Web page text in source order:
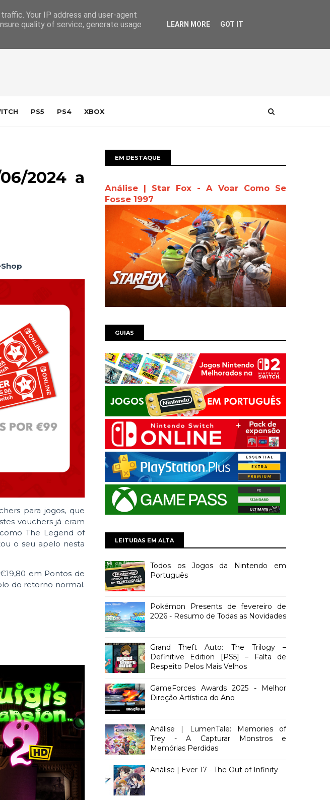
PS5 PS4 XBOX
2024 a
para jogos, que
vouchers já eram
The Legend of
o seu apelo nesta
em Pontos de
do retorno normal.
EM DESTAQUE
Análise | Star Fox - A Voar Como Se
Fosse 1997
GUIAS
LEITURAS EM ALTA
Todos os Jogos da Nintendo em
Português
Pokémon Presents de fevereiro de
2026 - Resumo de Todas as Novidades
Grand Theft Auto: The Trilogy –
Definitive Edition [PS5] – Falta de
Respeito Pelos Mais Velhos
GameForces Awards 2025 - Melhor
Direção Artística do Ano
Análise | LumenTale: Memories of
Trey - A Capturar Monstros e
Memórias Perdidas
Análise | Ever 17 - The Out of Infinity
Your IP address and user-agent
quality of service, generate usage
LEARN MORE GOT IT